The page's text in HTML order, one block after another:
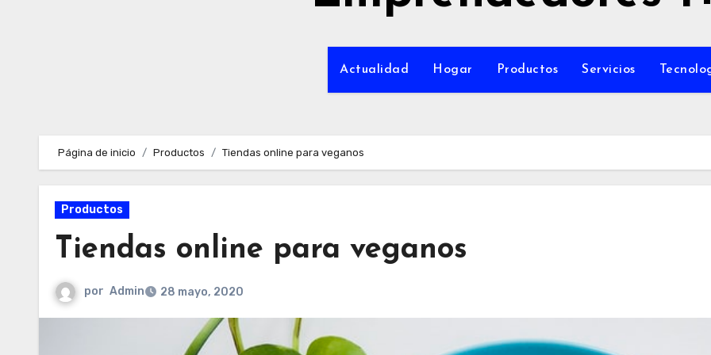
Actualidad Hogar Productos Servicios
Página de inicio Productos Tiendas online para veganos
Productos
Tiendas online para veganos
por Admin 28 mayo, 2020